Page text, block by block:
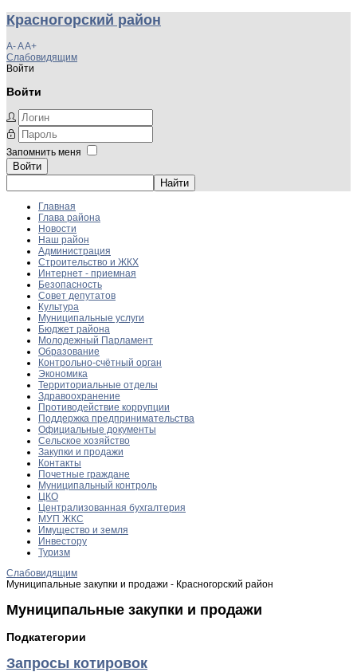
Красногорский район
A-AA+
Слабовидящим
Войти
Войти
Запомнить меня
Войти
Главная
Глава района
Новости
Наш район
Администрация
Строительство и ЖКХ
Интернет - приемная
Безопасность
Совет депутатов
Культура
Муниципальные услуги
Бюджет района
Молодежный Парламент
Образование
Контрольно-счётный орган
Экономика
Территориальные отделы
Здравоохранение
Противодействие коррупции
Поддержка предпринимательства
Официальные документы
Сельское хозяйство
Закупки и продажи
Контакты
Почетные граждане
Муниципальный контроль
ЦКО
Централизованная бухгалтерия
МУП ЖКС
Имущество и земля
Инвестору
Туризм
Слабовидящим
Муниципальные закупки и продажи - Красногорский район
Муниципальные закупки и продажи
Подкатегории
Запросы котировок